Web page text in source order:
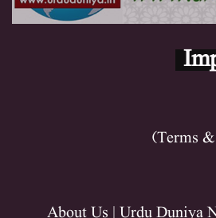
About Us | Urdu Duniya